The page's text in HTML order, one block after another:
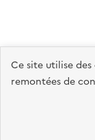
Ce site utilise
remontées de